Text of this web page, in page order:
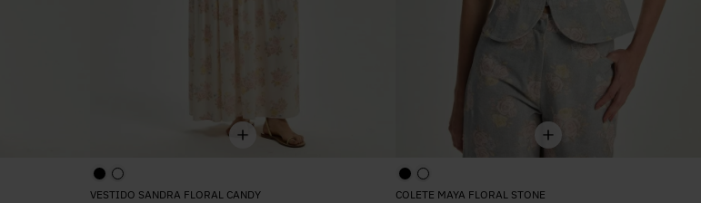
VESTIDO SANDRA FLORAL CANDY
COLETE MAYA FLORAL STONE